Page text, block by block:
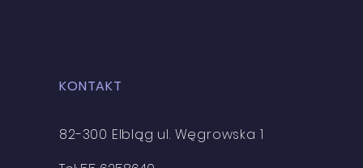
KONTAKT
82-300 Elbląg ul. Węgrowska 1